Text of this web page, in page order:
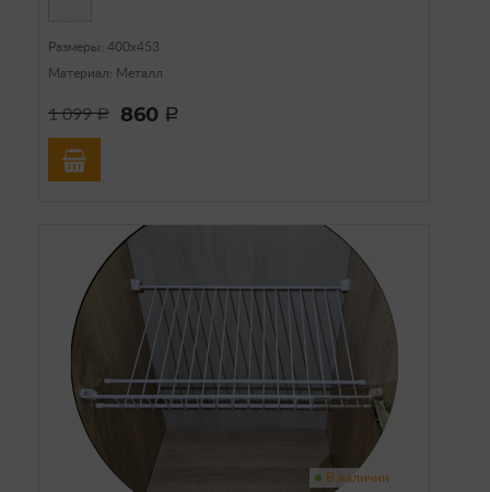
Размеры: 400х453
Материал: Металл
1 099a 860 a
В наличии